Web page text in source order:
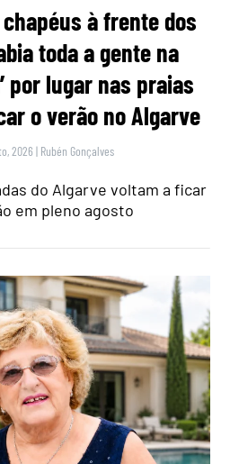
à frente dos
toda a gente na
por lugar nas praias
o verão no Algarve
2026 | Rubén Gonçalves
do Algarve voltam a ficar
em pleno agosto